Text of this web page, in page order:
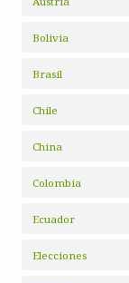
Bolivia
Brasil
Chile
China
Colombia
Ecuador
Elecciones